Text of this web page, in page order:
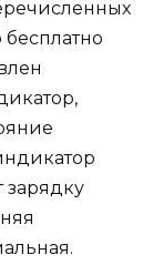
зарядку